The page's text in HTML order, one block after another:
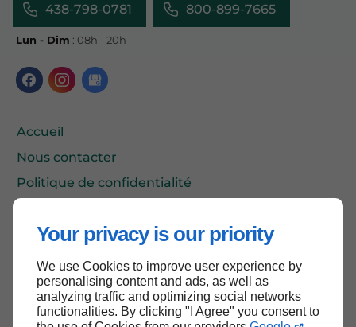
Your privacy is our priority
We use Cookies to improve user experience by
personalising content and ads, as well as
analyzing traffic and optimizing social networks
functionalities. By clicking "I Agree" you consent to
438-798-0781 800-899-7665
Lun - Dim : 08h - 20h
Accueil
Nous contacter
Politique de confidentialité
Haut de page